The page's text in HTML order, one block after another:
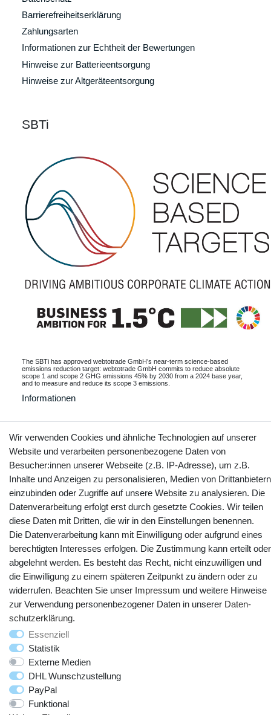
Barrierefreiheitserklärung
Zahlungsarten
Informationen zur Echtheit der Bewertungen
Hinweise zur Batterieentsorgung
Hinweise zur Altgeräteentsorgung
SBTi
The SBTi has approved webtotrade GmbH’s near-term science-based
emissions reduction target: webtotrade GmbH commits to reduce absolute
scope 1 and scope 2 GHG emissions 45% by 2030 from a 2024 base year,
and to measure and reduce its scope 3 emissions.
Informationen
Vertrag widerrufen Kontakt
YouTube Facebook Instagram
© Copyright 2025 webtotrade GmbH. Alle Rechte vorbehalten.
Wir verwenden Cookies und ähnliche Technologien auf unserer
Website und verarbeiten personenbezogene Daten von
Besucher:innen unserer Webseite (z.B. IP-Adresse), um z.B.
Inhalte und Anzeigen zu personalisieren, Medien von Drittanbietern
einzubinden oder Zugriffe auf unsere Website zu analysieren. Die
Datenverarbeitung erfolgt erst durch gesetzte Cookies. Wir teilen
diese Daten mit Dritten, die wir in den Einstellungen benennen.
Die Datenverarbeitung kann mit Einwilligung oder aufgrund eines
berechtigten Interesses erfolgen. Die Zustimmung kann erteilt oder
abgelehnt werden. Es besteht das Recht, nicht einzuwilligen und
die Einwilligung zu einem späteren Zeitpunkt zu ändern oder zu
widerrufen. Beachten Sie unser Impressum und weitere Hinweise
zur Verwendung personenbezogener Daten in unserer Daten­
schutz­erklärung.
Essenziell
Statistik
Externe Medien
DHL Wunschzustellung
PayPal
Funktional